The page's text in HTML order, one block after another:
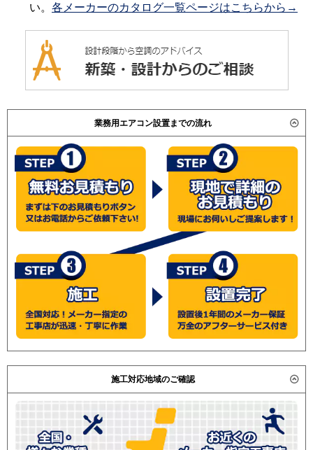
い。 各メーカーのカタログ一覧ページはこちらから→
業務用エアコン設置までの流れ
施工対応地域のご確認